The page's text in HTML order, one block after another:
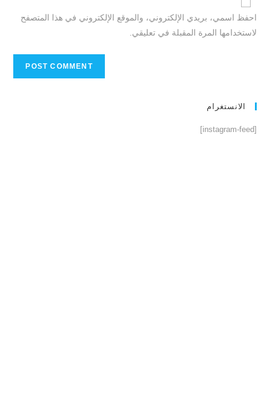
احفظ اسمي، بريدي الإلكتروني، والموقع الإلكتروني في هذا المتصفح
لاستخدامها المرة المقبلة في تعليقي.
الانستغرام
[instagram-feed]